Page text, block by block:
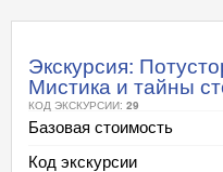
Экскурсия:
Мистика и тайны
КОД ЭКСКУРСИИ: 29
Базовая стоимость
Код экскурсии